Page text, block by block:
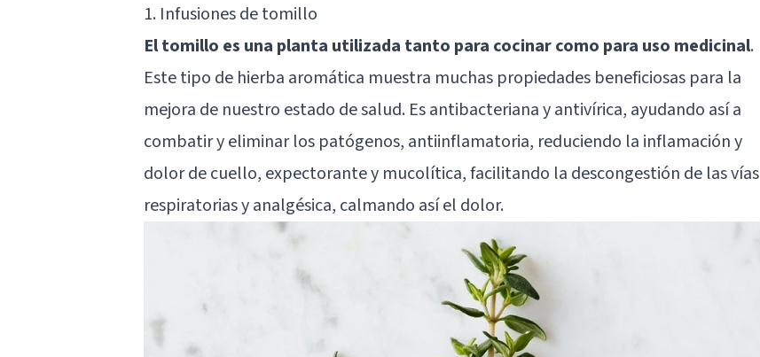
1. Infusiones de tomillo
El tomillo es una planta utilizada tanto para cocinar como para uso medicinal.
Este tipo de hierba aromática muestra muchas propiedades beneficiosas para la
mejora de nuestro estado de salud. Es antibacteriana y antivírica, ayudando así a
combatir y eliminar los patógenos, antiinflamatoria, reduciendo la inflamación y
dolor de cuello, expectorante y mucolítica, facilitando la descongestión de las vías
respiratorias y analgésica, calmando así el dolor.